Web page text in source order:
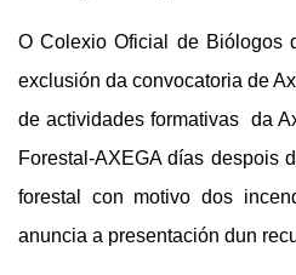
O Colexio Oficial de Biólogos
exclusión da convocatoria de
de actividades formativas da
Forestal-AXEGA días despois
forestal con motivo dos
anuncia a presentación dun